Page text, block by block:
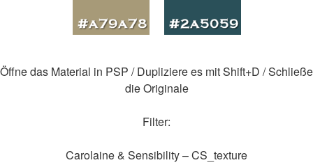
Öffne das Material in PSP / Dupliziere es mit Shift+D / Schließe
die Originale
Filter:
Carolaine & Sensibility – CS_texture